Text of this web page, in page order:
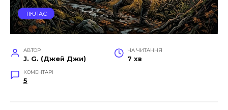
11КЛАС
АВТОР
J. G. (Джей Джи)
НА ЧИТАННЯ
7 хв
КОМЕНТАРІ
5